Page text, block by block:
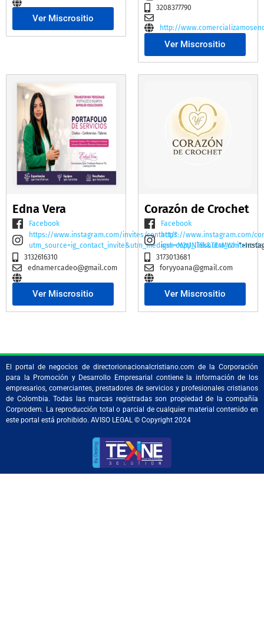
Ver Miscrositio
3208377790
http://
Ver Miscrositio
Edna Vera
Facebook
https://www.instagram.com/invites/contact/?
3132616310
ednamercadeo@gmail.com
Ver Miscrositio
Corazón de Crochet
Facebook
https://www.instagram.com/
igsh=M2t1NTBscTE4MWhi
3173013681
foryyoana@gmail.com
Ver Miscrositio
El portal de negocios de directorionacionalcristiano.com de la Corporación
para la Promoción y Desarrollo Empresarial contiene la información de los
empresarios, comerciantes, prestadores de servicios y profesionales cristianos
de Colombia. Todas las marcas registradas son propiedad de la compañía
Corprodem. La reproducción total o parcial de cualquier material contenido en
este portal está prohibido. AVISO LEGAL © Copyright 2024